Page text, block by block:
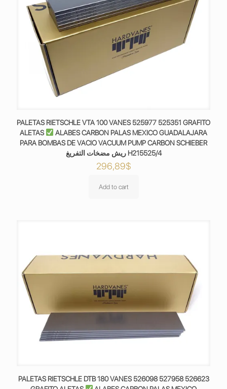
PALETAS RIETSCHLE VTA 100 VANES 525977 525351 GRAFITO
ALETAS
ALABES CARBON PALAS MEXICO GUADALAJARA
PARA BOMBAS DE VACIO VACUUM PUMP CARBON SCHIEBER
ريش مضخات التفريغ H215525/4
296,89$
Add to cart
PALETAS RIETSCHLE DTB 180 VANES 526098 527958 526623